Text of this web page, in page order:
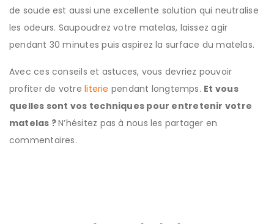
de soude est aussi une excellente solution qui neutralise
les odeurs. Saupoudrez votre matelas, laissez agir
pendant 30 minutes puis aspirez la surface du matelas.
Avec ces conseils et astuces, vous devriez pouvoir
profiter de votreliterie pendant longtemps. Et vous
quelles sont vos techniques pour entretenir votre
matelas ?N’hésitez pas à nous les partager en
commentaires.